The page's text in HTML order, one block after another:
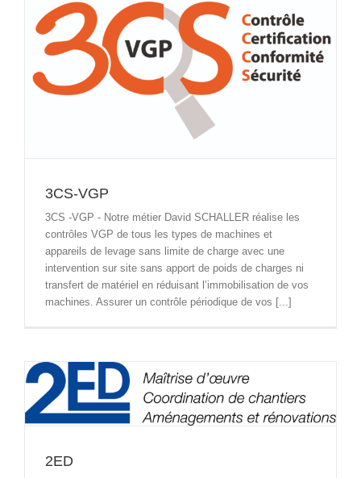
3CS-VGP
3CS -VGP - Notre métier David SCHALLER réalise les
contrôles VGP de tous les types de machines et
appareils de levage sans limite de charge avec une
intervention sur site sans apport de poids de charges ni
transfert de matériel en réduisant l’immobilisation de vos
machines. Assurer un contrôle périodique de vos [...]
2ED